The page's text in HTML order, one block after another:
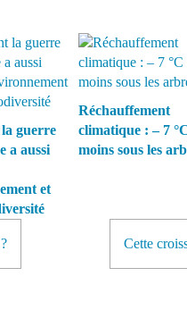
guerre
a aussi
et
Réchauffement
climatique : – 7
moins sous les
Cette